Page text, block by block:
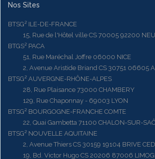
Nos Sites
BTSG² ILE-DE-FRANCE
15, Rue de l'Hôtel ville CS 70005 92200
BTGS² PACA
51, Rue Maréchal Joffre 06000 NICE
2, Avenue Aristide Briand CS 30751 06605
BTSG² AUVERGNE-RHÔNE-ALPES
28, Rue Plaisance 73000 CHAMBERY
129, Rue Chaponnay - 69003 LYON
BTSG² BOURGOGNE-FRANCHE COMTE
22, Quai Gambetta 71100 CHALON-SUR-
BTSG² NOUVELLE AQUITAINE
2, Avenue Thiers CS 30159 19104 BRIVE
19, Bd. Victor Hugo CS 20206 87006